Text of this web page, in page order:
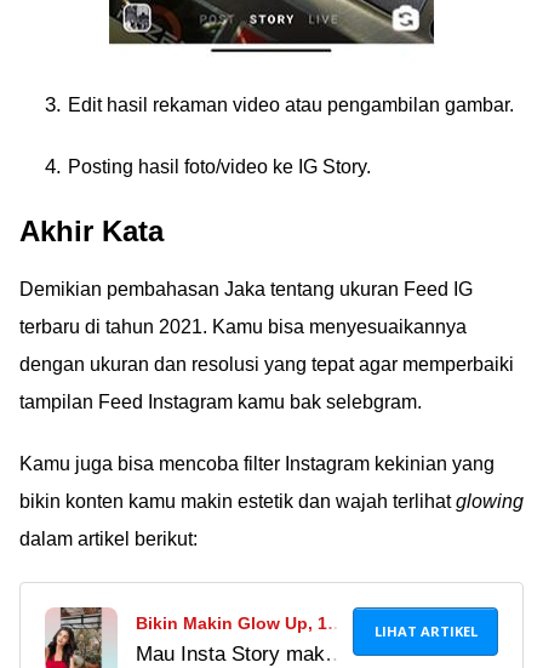
Edit hasil rekaman video atau pengambilan gambar.
Posting hasil foto/video ke IG Story.
Akhir Kata
Demikian pembahasan Jaka tentang ukuran Feed IG
terbaru di tahun 2021. Kamu bisa menyesuaikannya
dengan ukuran dan resolusi yang tepat agar memperbaiki
tampilan Feed Instagram kamu bak selebgram.
Kamu juga bisa mencoba filter Instagram kekinian yang
bikin konten kamu makin estetik dan wajah terlihatglowing
dalam artikel berikut:
Bikin Makin Glow Up, 15
Filter Instagram Kekinian
Mau Insta Story makin
LIHAT ARTIKEL